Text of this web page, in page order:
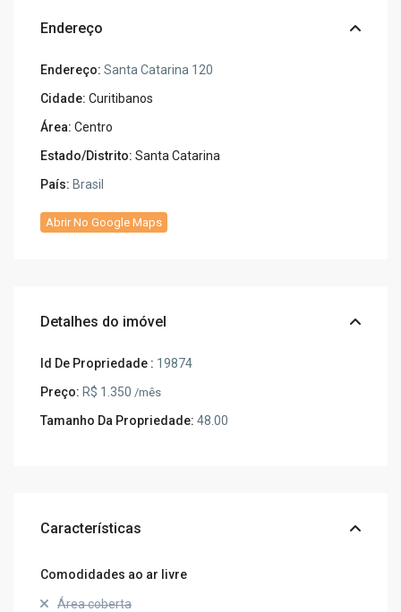
Endereço
Endereço: Santa Catarina 120
Cidade: Curitibanos
Área: Centro
Estado/Distrito: Santa Catarina
País: Brasil
Abrir No Google Maps
Detalhes do imóvel
Id De Propriedade : 19874
Preço: R$ 1.350 /mês
Tamanho Da Propriedade: 48.00
Características
Comodidades ao ar livre
Área coberta